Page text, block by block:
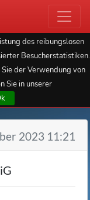
des reibungslosen
Besucherstatistiken.
der Verwendung von
Sie in unserer
2023 11:21